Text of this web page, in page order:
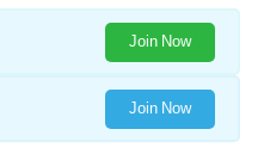
Join Now
Join Now